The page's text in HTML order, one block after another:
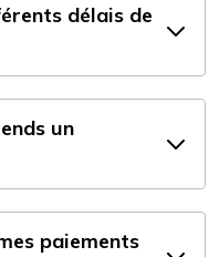
délais de
un
paiements